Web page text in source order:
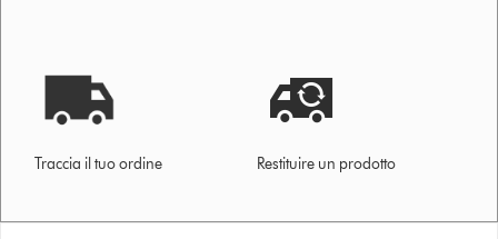
Traccia il tuo ordine Restituire un prodotto